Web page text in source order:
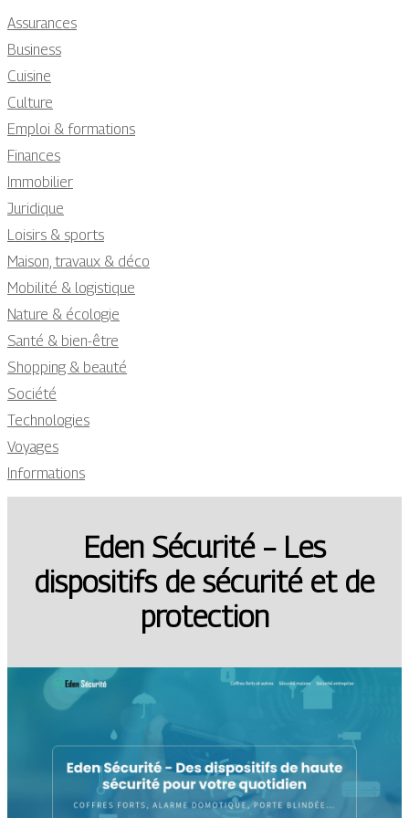
Assurances
Business
Cuisine
Culture
Emploi & formations
Finances
Immobilier
Juridique
Loisirs & sports
Maison, travaux & déco
Mobilité & logistique
Nature & écologie
Santé & bien-être
Shopping & beauté
Société
Technologies
Voyages
Informations
Eden Sécurité – Les
dispositifs de sécurité et de
protection